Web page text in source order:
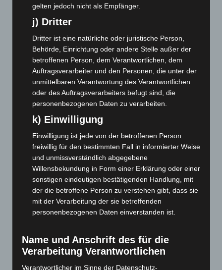
Mai 2023(139)
April 2023(155)
März 2023(174)
Februar 2023(154)
Januar 2023(140)
Dezember 2022(130)
November 2022
(167)
Oktober 2022
(166)
August 2022 (166)
Juli 2022 (133)
Juni 2022(167)
Mai 2022(177)
April 2022(198)
März 2022(221)
Januar 2022(190)
gelten jedoch nicht als Empfänger.
j) Dritter
Dritter ist eine natürliche oder juristische Person,
Behörde, Einrichtung oder andere Stelle außer der
betroffenen Person, dem Verantwortlichen, dem
Auftragsverarbeiter und den Personen, die unter der
unmittelbaren Verantwortung des Verantwortlichen
oder des Auftragsverarbeiters befugt sind, die
personenbezogenen Daten zu verarbeiten.
k) Einwilligung
Einwilligung ist jede von der betroffenen Person
freiwillig für den bestimmten Fall in informierter Weise
und unmissverständlich abgegebene
Willensbekundung in Form einer Erklärung oder einer
sonstigen eindeutigen bestätigenden Handlung, mit
der die betroffene Person zu verstehen gibt, dass sie
mit der Verarbeitung der sie betreffenden
personenbezogenen Daten einverstanden ist.
Name und Anschrift des für die
Verarbeitung Verantwortlichen
Verantwortlicher im Sinne der Datenschutz-